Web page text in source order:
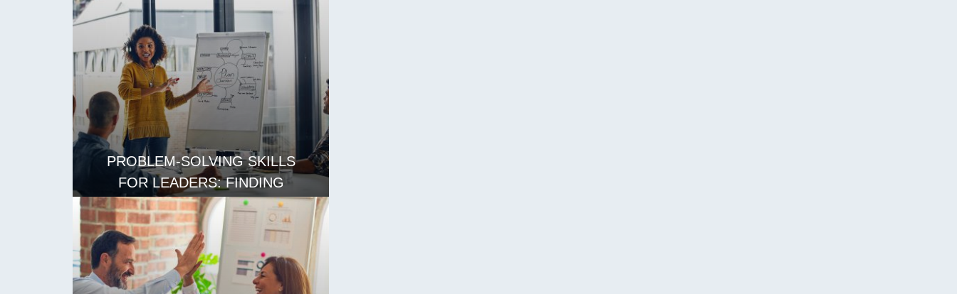
PROBLEM-SOLVING SKILLS
FOR LEADERS: FINDING
CREATIVE SOLUTIONS
阅读更多